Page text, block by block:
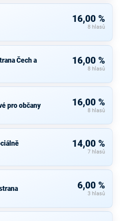
16,00 %
8 hlasů
Čech a
16,00 %
8 hlasů
pro občany 16,00 %
8 hlasů
14,00 %
7 hlasů
6,00 %
3 hlasů